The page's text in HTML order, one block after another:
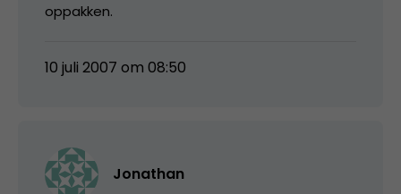
oppakken.
10 juli 2007 om 08:50
Jonathan